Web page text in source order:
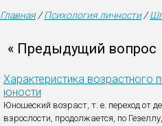
Главная/Психология личности/
« Предыдущий вопрос
Характеристика возрастного
юности
Юношеский возраст, т. е. переход от
взрослости, продолжается, по